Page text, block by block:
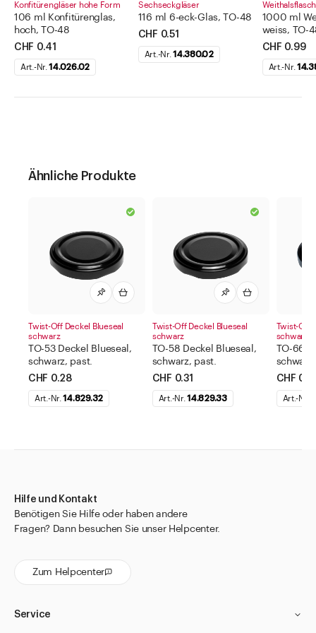
Konfitürengläser hohe Form
106 ml Konfitürenglas,
hoch, TO-48
CHF 0.41
Art.-Nr.14.026.02
Sechseckgläser
116 ml 6-eck-Glas, TO-48
CHF 0.51
Art.-Nr.14.380.02
1000 ml
weiss, TO-
CHF 0.99
Art.-Nr.
Ähnliche Produkte
Twist-Off Deckel Blueseal
schwarz
TO-53 Deckel Blueseal,
schwarz, past.
CHF 0.28
Art.-Nr.14.829.32
Twist-Off Deckel Blueseal
schwarz
TO-58 Deckel Blueseal,
schwarz, past.
CHF 0.31
Art.-Nr.14.829.33
Twist-Off
schwarz
TO-66
CHF
Art.-Nr.
Hilfe und Kontakt
Benötigen Sie Hilfe oder haben andere
Fragen? Dann besuchen Sie unser Helpcenter.
Zum Helpcenter
Service